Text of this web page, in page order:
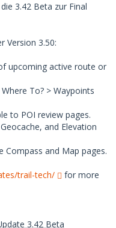
3.42 Beta zur Final
Version 3.50:
upcoming active route or
To? > Waypoints
to POI review pages.
and Elevation
and Map pages.
trail-tech/
for more
3.42 Beta